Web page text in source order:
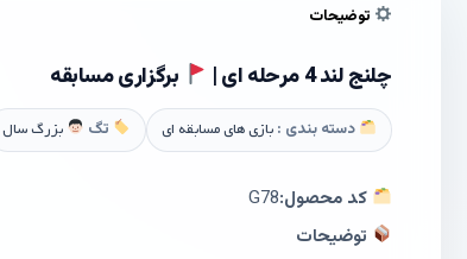
توضیحات
چلنج لند 4 مرحله ای | برگزاری مسابقه
دسته بندی :بازی های مسابقه ای تگ بزرگ سال
کد محصول:G78
توضیحات